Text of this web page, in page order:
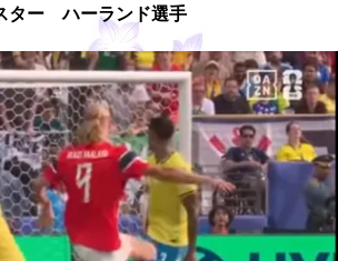
ター ハーランド選手